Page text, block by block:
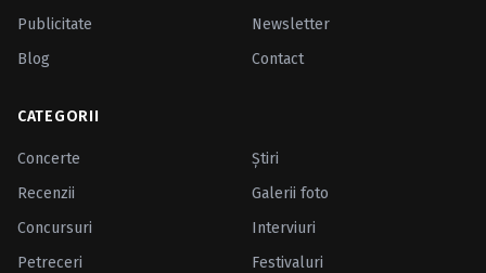
Publicitate
Newsletter
Blog
Contact
CATEGORII
Concerte
Ştiri
Recenzii
Galerii foto
Concursuri
Interviuri
Petreceri
Festivaluri